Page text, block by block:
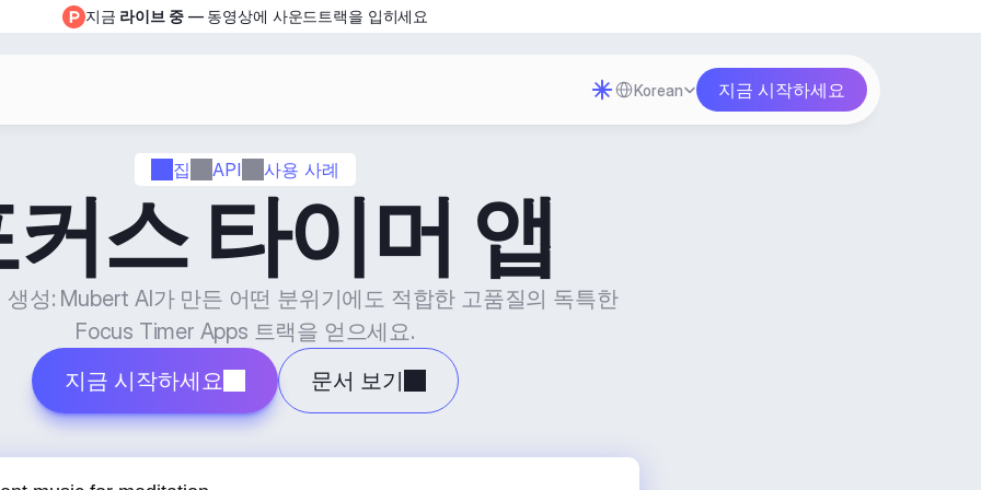
집 API 사용 사례
스 타이머 앱
성: Mubert AI가 만든 어떤 분위기에도 적합한 고품질의 독특한
Focus Timer Apps 트랙을 얻으세요.
지금 시작하세요
문서 보기
지금 라이브 중 — 동영상에 사운드트랙을 입히세요
Select Language
Korean 지금 시작하세요